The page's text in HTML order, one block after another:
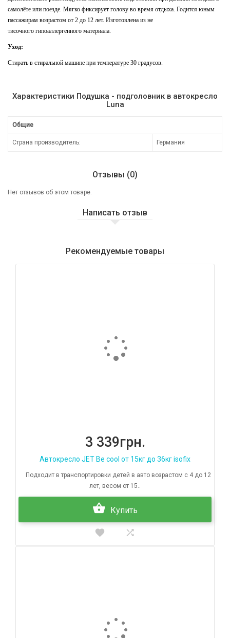
самолёте или поезде. Мягко фиксирует голову во время отдыха. Годится юным
пассажирам возрастом от 2 до 12 лет. Изготовлена из не
тисочного гипоаллергенного материала.
Уход:
Стирать в стиральной машине при температуре 30 градусов.
Характеристики Подушка - подголовник в автокресло
Luna
Общие
Страна производитель: Германия
Отзывы (0)
Нет отзывов об этом товаре.
Написать отзыв
Рекомендуемые товары
3 339грн.
Автокресло JET Be cool от 15кг до 36кг isofix
Подходит в транспортировки детей в авто возрастом с 4 до 12
лет, весом от 15..
Купить